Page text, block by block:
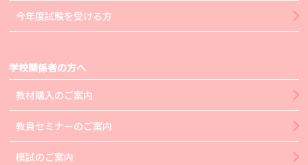
今年度試験を受ける方
学校関係者の方へ
教材購入のご案内
教員セミナーのご案内
模試のご案内